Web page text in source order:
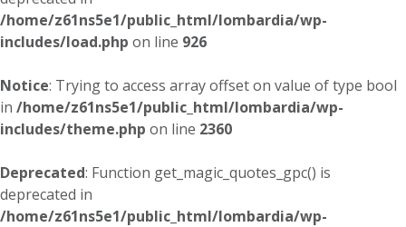
/home/z61ns5e1/public_html/lombardia/wp-
includes/load.php on line 926
Notice: Trying to access array offset on value of type bool
in /home/z61ns5e1/public_html/lombardia/wp-
includes/theme.php on line 2360
Deprecated: Function get_magic_quotes_gpc() is
deprecated in
/home/z61ns5e1/public_html/lombardia/wp-